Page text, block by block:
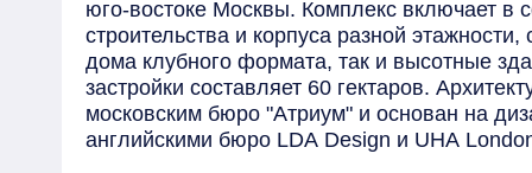
юго-востоке Москвы. Комплекс включает в
строительства и корпуса разной
дома клубного формата, так и высотные
застройки составляет 60 гектаров.
московским бюро "Атриум" и основан на
английскими бюро LDA Design и UHA